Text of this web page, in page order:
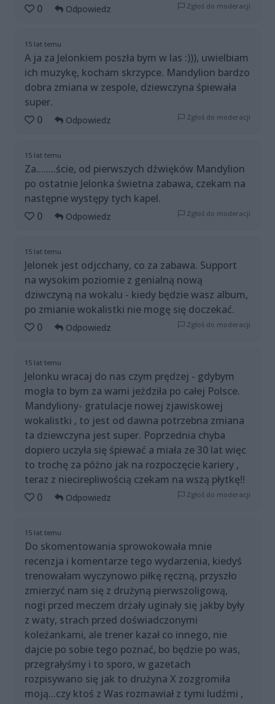
0
Odpowiedz Zgłoś do moderacji
15 lat temu
A ja za Jelonkiem poszła bym w las :))), uwielbiam
ich muzykę, kocham skrzypce. Mandylion bardzo
dobra zmiana w zespole, dziewczyna śpiewała
super.
0
Odpowiedz Zgłoś do moderacji
15 lat temu
Za........ście, od pierwszych dźwięków Mandylion
po ostatnie Jelonka świetna zabawa, czekam na
następne występy tych kapel.
0
Odpowiedz Zgłoś do moderacji
15 lat temu
Jelonek jest odjcchany, co za zabawa. Support
na wysokim poziomie z genialną nową
dziwczyną na wokalu - kiedy będzie wasz album,
po zmianie wokalistki nie mogę się doczekać.
0
Odpowiedz Zgłoś do moderacji
15 lat temu
Jelonku wracaj do nas czym prędzej - gdybym
mogła to bym za wami jeżdziła po całej Polsce.
Mandyliony- gratulacje nowej zjawiskowej
wokalistki , to jest od dawna potrzebna zmiana
ta dziewczyna jest super. Poprzednia chyba
dopiero uczyła się śpiewać a miała ze 30 lat więc
to trochę za póżno jak na rozpoczęcie kariery ,
teraz z niecirepliwością czekam na wszą płytkę!!
0
Odpowiedz Zgłoś do moderacji
15 lat temu
Do skomentowania sprowokowała mnie
recenzja i komentarze tego wydarzenia, kiedyś
trenowałam wyczynowo piłkę ręczną, przyszło
zmierzyć nam się z drużyną pierwszoligową,
nogi przed meczem drżały uginały się jakby były
z waty, strach przed doświadczonymi
koleżankami, ale trener kazał co innego, nie
dajcie po sobie tego poznać, bo będzie po was,
przegrałyśmy i to sporo, w gazetach
rozpisywano się jak to drużyna X zozgromiła
moją...czy ktoś z Was rozmawiał z tymi ludźmi ,